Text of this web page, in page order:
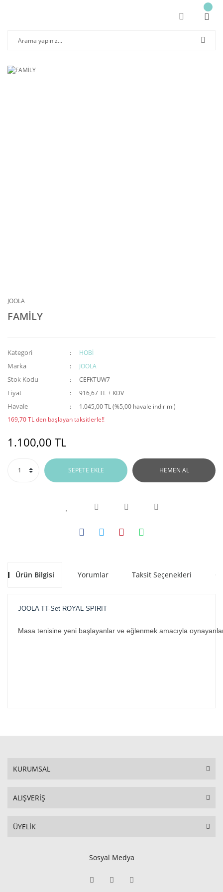
JOOLA
FAMİLY
Kategori HOBİ
Marka JOOLA
Stok Kodu CEFKTUW7
Fiyat 916,67 TL + KDV
Havale
1.045,00 TL (%5,00 havale indirimi)
169,70 TL den başlayan taksitlerle!!
1.100,00 TL
SEPETE EKLE HEMEN AL
Ürün Bilgisi Yorumlar Taksit Seçenekleri
JOOLA TT-Set ROYAL SPIRIT
Masa tenisine yeni başlayanlar ve eğlenmek amacıyla
KURUMSAL
ALIŞVERİŞ
ÜYELİK
Sosyal Medya